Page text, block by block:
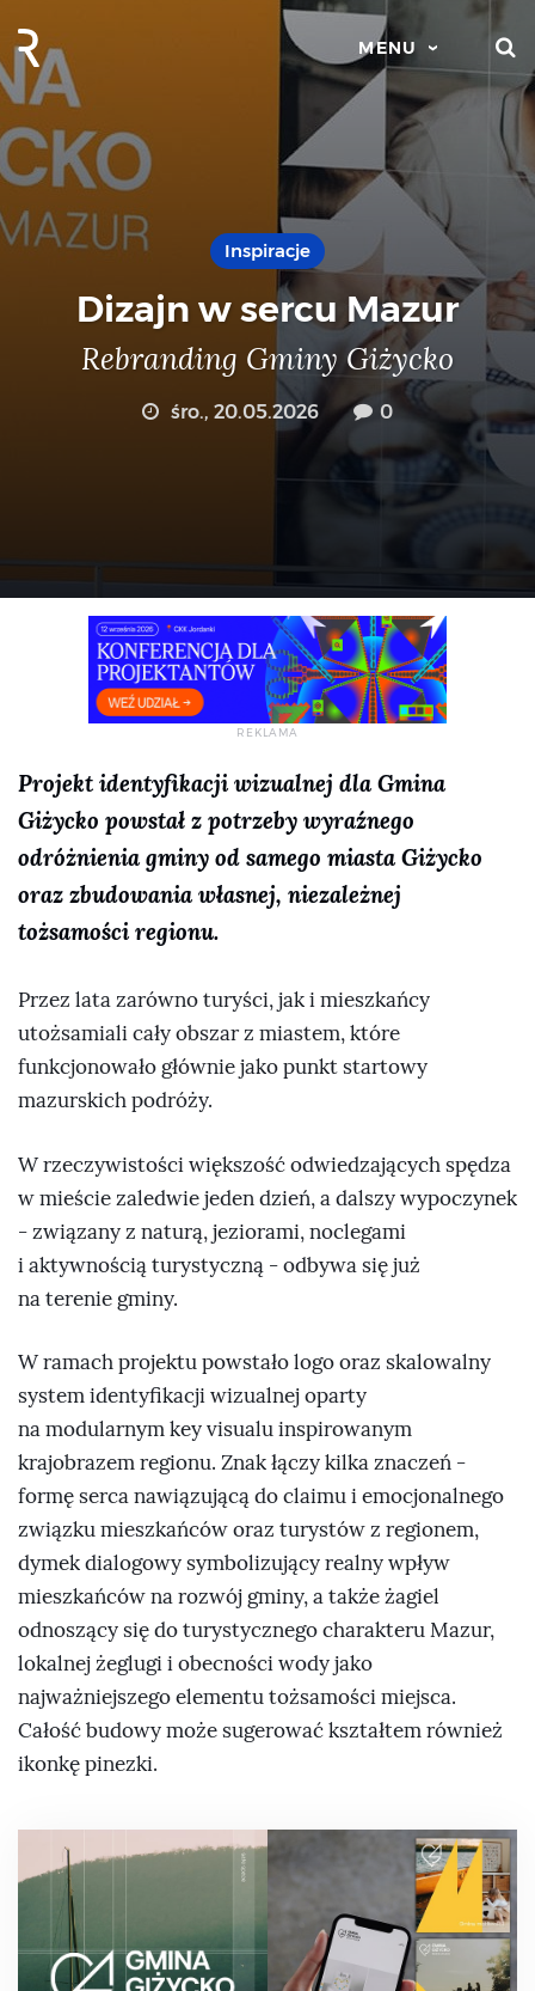
MENU
Inspiracje
Dizajn w sercu Mazur
Rebranding Gminy Giżycko
śro., 20.05.2026 0
Projekt identyfikacji wizualnej dla Gmina
Giżycko powstał z potrzeby wyraźnego
odróżnienia gminy od samego miasta Giżycko
oraz zbudowania własnej, niezależnej
tożsamości regionu.
Przez lata zarówno turyści, jak i mieszkańcy
utożsamiali cały obszar z miastem, które
funkcjonowało głównie jako punkt startowy
mazurskich podróży.
W rzeczywistości większość odwiedzających spędza
w mieście zaledwie jeden dzień, a dalszy wypoczynek
- związany z naturą, jeziorami, noclegami
i aktywnością turystyczną - odbywa się już
na terenie gminy.
W ramach projektu powstało logo oraz skalowalny
system identyfikacji wizualnej oparty
na modularnym key visualu inspirowanym
krajobrazem regionu. Znak łączy kilka znaczeń -
formę serca nawiązującą do claimu i emocjonalnego
związku mieszkańców oraz turystów z regionem,
dymek dialogowy symbolizujący realny wpływ
mieszkańców na rozwój gminy, a także żagiel
odnoszący się do turystycznego charakteru Mazur,
lokalnej żeglugi i obecności wody jako
najważniejszego elementu tożsamości miejsca.
Całość budowy może sugerować kształtem również
ikonkę pinezki.